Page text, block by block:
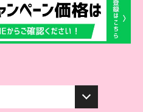
クリニック紹介
料金表
お知らせ
採用情報